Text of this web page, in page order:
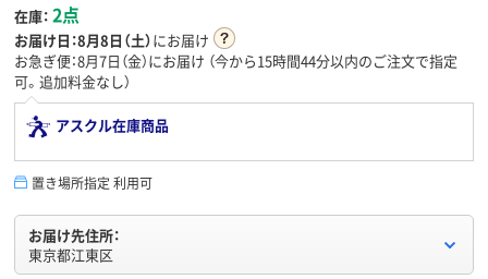
在庫： 2点
お届け日：8月8日（土）にお届け
お急ぎ便：8月7日（金）にお届け （今から15時間44分以内のご注文で指定
可。追加料金なし）
アスクル在庫商品
置き場所指定 利用可
お届け先住所：
東京都江東区